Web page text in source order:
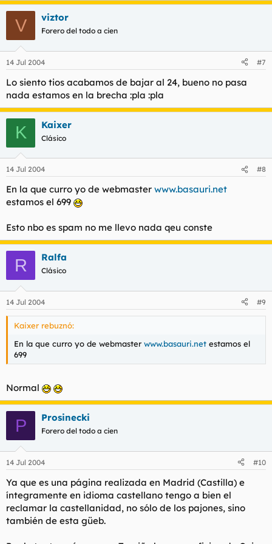
V viztor
Forero del todo a cien
14 Jul 2004 #7
Lo siento tios acabamos de bajar al 24, bueno no pasa
nada estamos en la brecha :pla :pla
K Kaixer
Clásico
14 Jul 2004 #8
En la que curro yo de webmaster www.basauri.net
estamos el 699
Esto nbo es spam no me llevo nada qeu conste
R Ralfa
Clásico
14 Jul 2004 #9
Kaixer rebuznó:
En la que curro yo de webmaster www.basauri.net estamos el
699
Normal
P Prosinecki
Forero del todo a cien
14 Jul 2004 #10
Ya que es una página realizada en Madrid (Castilla) e
íntegramente en idioma castellano tengo a bien el
reclamar la castellanidad, no sólo de los pajones, sino
también de esta güeb.